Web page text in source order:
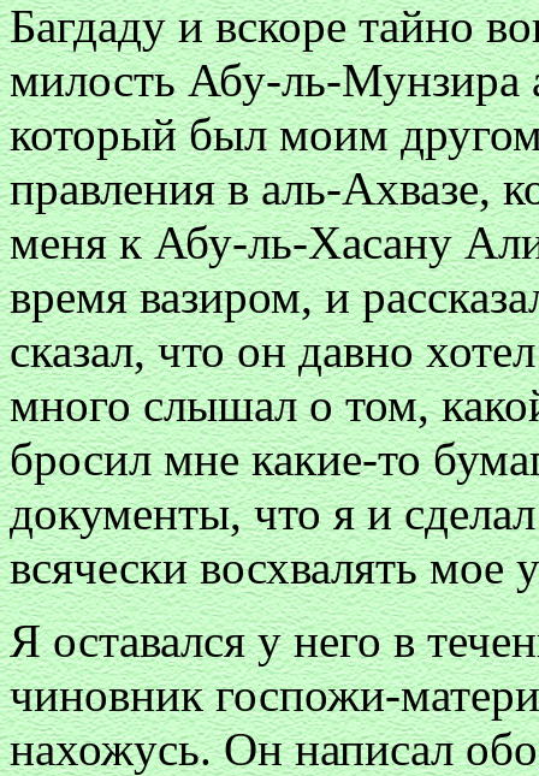
Багдаду и вскоре тайно
милость Абу-ль-Мунзира
который был моим
правления в аль-Ахвазе,
меня к Абу-ль-Хасану
время вазиром, и
сказал, что он давно
много слышал о том,
бросил мне какие-то
документы, что я и
всячески восхвалять
Я оставался у него в
чиновник госпожи-
нахожусь. Он написал